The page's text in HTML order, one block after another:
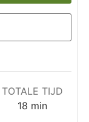
TOTALE TIJD
18minuten
min